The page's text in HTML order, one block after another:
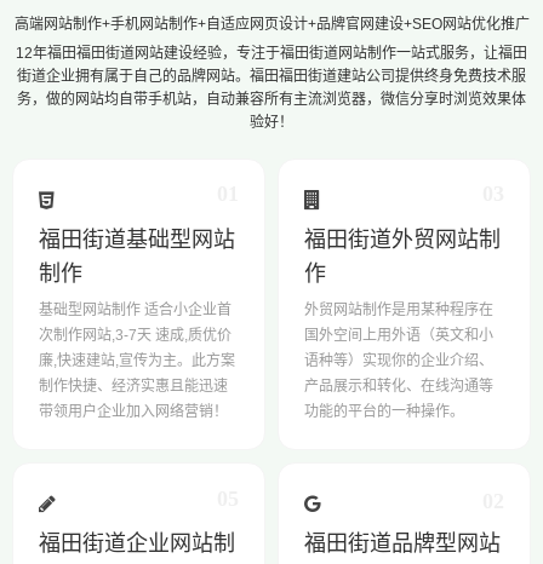
高端网站制作+手机网站制作+自适应网页设计+品牌官网建设+SEO网站优化推广
12年福田福田街道网站建设经验，专注于福田街道网站制作一站式服务，让福田
街道企业拥有属于自己的品牌网站。福田福田街道建站公司提供终身免费技术服
务，做的网站均自带手机站，自动兼容所有主流浏览器，微信分享时浏览效果体
验好！
福田街道基础型网站
制作
基础型网站制作 适合小企业首
次制作网站,3-7天 速成,质优价
廉,快速建站,宣传为主。此方案
制作快捷、经济实惠且能迅速
带领用户企业加入网络营销！
福田街道外贸网站制
作
外贸网站制作是用某种程序在
国外空间上用外语（英文和小
语种等）实现你的企业介绍、
产品展示和转化、在线沟通等
功能的平台的一种操作。
福田街道企业网站制
福田街道品牌型网站